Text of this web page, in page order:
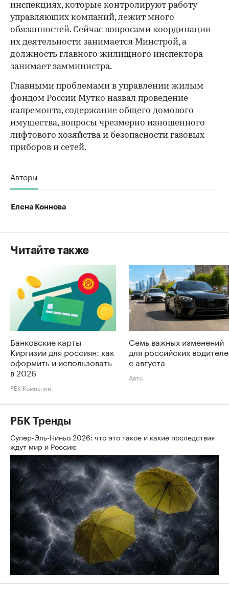
инспекциях, которые контролируют работу
управляющих компаний, лежит много
обязанностей. Сейчас вопросами координации
их деятельности занимается Минстрой, а
должность главного жилищного инспектора
занимает замминистра.
Главными проблемами в управлении жилым
фондом России Мутко назвал проведение
капремонта, содержание общего домового
имущества, вопросы чрезмерно изношенного
лифтового хозяйства и безопасности газовых
приборов и сетей.
Авторы
Елена Коннова
Читайте также
Банковские карты
Киргизии для россиян: как
оформить и использовать
в 2026
РБК Компании
Семь важных изменений
для российских
с августа
Авто
РБК Тренды
Супер-Эль-Ниньо 2026: что это такое и какие последствия
ждут мир и Россию